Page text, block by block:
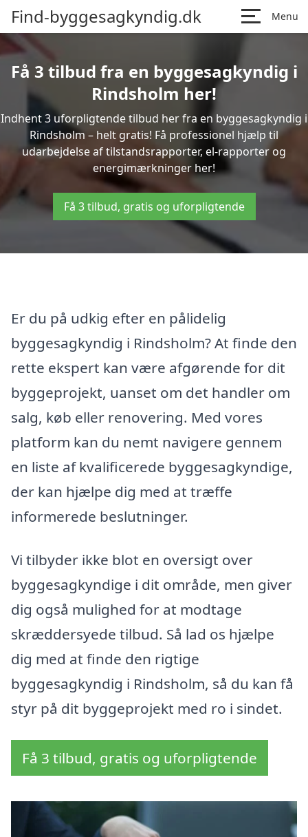
Find-byggesagkyndig.dk Menu
Få 3 tilbud fra en byggesagkyndig i
Rindsholm her!
Indhent 3 uforpligtende tilbud her fra en byggesagkyndig i
Rindsholm – helt gratis! Få professionel hjælp til
udarbejdelse af tilstandsrapporter, el-rapporter og
energimærkninger her!
Få 3 tilbud, gratis og uforpligtende
Er du på udkig efter en pålidelig
byggesagkyndig i Rindsholm? At finde den
rette ekspert kan være afgørende for dit
byggeprojekt, uanset om det handler om
salg, køb eller renovering. Med vores
platform kan du nemt navigere gennem
en liste af kvalificerede byggesagkyndige,
der kan hjælpe dig med at træffe
informerede beslutninger.
Vi tilbyder ikke blot en oversigt over
byggesagkyndige i dit område, men giver
dig også mulighed for at modtage
skræddersyede tilbud. Så lad os hjælpe
dig med at finde den rigtige
byggesagkyndig i Rindsholm, så du kan få
styr på dit byggeprojekt med ro i sindet.
Få 3 tilbud, gratis og uforpligtende